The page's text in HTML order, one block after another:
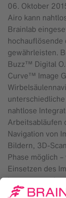
06. Oktober
Airo kann
Brainlab
hochauflösende
gewährleisten.
Buzz™ Digital
Curve™ Image
nahtlose
Arbeitsabläufen
Navigation von
Bildern, 3D-
Phase möglich
Einsetzen des
Vielzahl an